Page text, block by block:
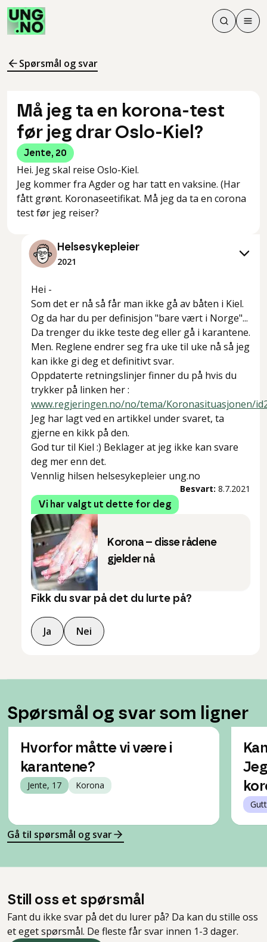
Søk
Søk
Meny
Spørsmål og svar
Må jeg ta en korona-test
før jeg drar Oslo-Kiel?
Jente, 20
Hei. Jeg skal reise Oslo-Kiel.
Jeg kommer fra Agder og har tatt en vaksine. (Har
fått grønt. Koronaseetifikat. Må jeg da ta en corona
test før jeg reiser?
Helsesykepleier
2021
Hei -
Som det er nå så får man ikke gå av båten i Kiel.
Og da har du per definisjon "bare vært i Norge"...
Da trenger du ikke teste deg eller gå i karantene.
Men. Reglene endrer seg fra uke til uke nå så jeg
kan ikke gi deg et definitivt svar.
Oppdaterte retningslinjer finner du på hvis du
trykker på linken her :
www.regjeringen.no/no/tema/Koronasituasjonen/
Jeg har lagt ved en artikkel under svaret, ta
gjerne en kikk på den.
God tur til Kiel :) Beklager at jeg ikke kan svare
deg mer enn det.
Vennlig hilsen helsesykepleier ung.no
Besvart: 8.7.2021
Vi har valgt ut dette for deg
Korona – disse rådene
gjelder nå
Fikk du svar på det du lurte på?
Ja Nei
Spørsmål og svar som ligner
Hvorfor måtte vi være i
karantene?
Jente, 17 Korona
Gå til spørsmål og svar
Still oss et spørsmål
Fant du ikke svar på det du lurer på? Da kan du stille oss
et eget spørsmål. De fleste får svar innen 1-3 dager.